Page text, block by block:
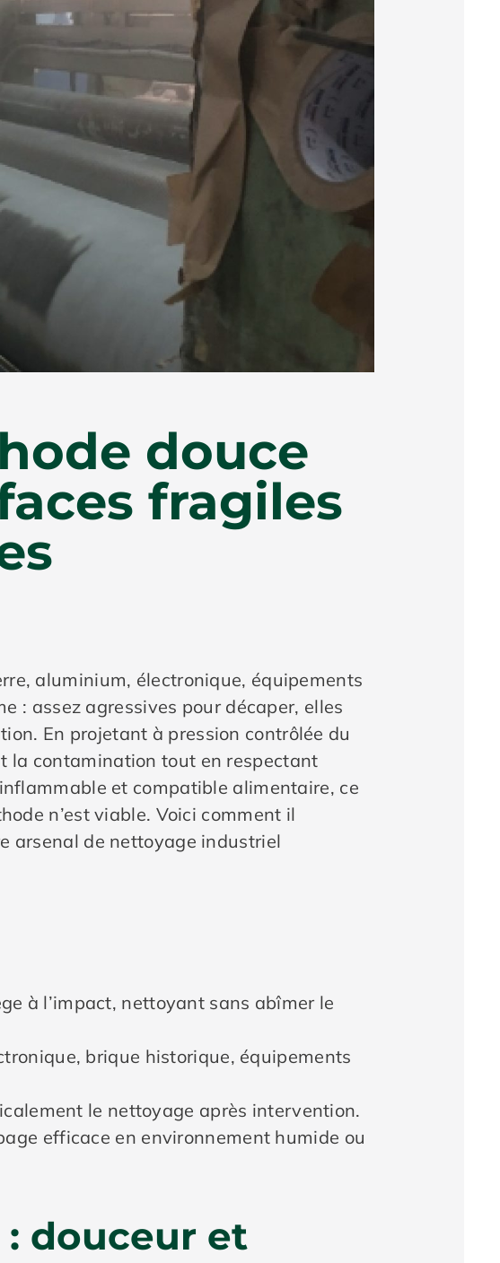
douce
fragiles
aluminium, électronique, équipements
: assez agressives pour décaper, elles
En projetant à pression contrôlée du
la contamination tout en respectant
et compatible alimentaire, ce
n’est viable. Voici comment il
arsenal de nettoyage industriel
à l’impact, nettoyant sans abîmer le
brique historique, équipements
le nettoyage après intervention.
efficace en environnement humide ou
douceur et